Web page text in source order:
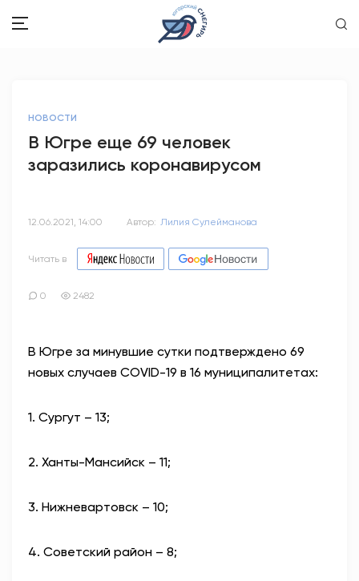
ОБРАЗОВАНИЕ
ЭТО У НАС СЕМЕЙНОЕ
ОФИЦИАЛЬНО
НОВОСТИ
В Югре еще 69 человек
заразились коронавирусом
12.06.2021, 14:00 Автор: Лилия Сулейманова
Читать в
0 2482
В Югре за минувшие сутки подтверждено 69
новых случаев COVID-19 в 16 муниципалитетах:⁣
1. Сургут – 13;⁣
2. Ханты-Мансийск – 11;⁣
3. Нижневартовск – 10;⁣
4. Советский район – 8;⁣